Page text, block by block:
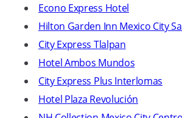
Econo Express Hotel
Hilton Garden Inn Mexico City
City Express Tlalpan
Hotel Ambos Mundos
City Express Plus Interlomas
Hotel Plaza Revolución